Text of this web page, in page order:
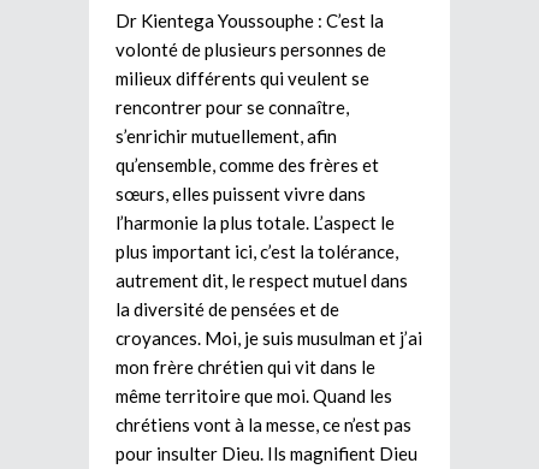
Dr Kientega Youssouphe : C’est la
volonté de plusieurs personnes de
milieux différents qui veulent se
rencontrer pour se connaître,
s’enrichir mutuellement, afin
qu’ensemble, comme des frères et
sœurs, elles puissent vivre dans
l’harmonie la plus totale. L’aspect le
plus important ici, c’est la tolérance,
autrement dit, le respect mutuel dans
la diversité de pensées et de
croyances. Moi, je suis musulman et j’ai
mon frère chrétien qui vit dans le
même territoire que moi. Quand les
chrétiens vont à la messe, ce n’est pas
pour insulter Dieu. Ils magnifient Dieu